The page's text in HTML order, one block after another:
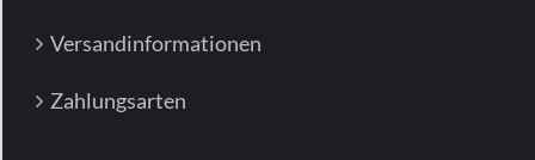
Versandinformationen
Zahlungsarten